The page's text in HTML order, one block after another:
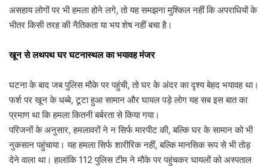
असहाय लोगों पर भी हमला होने लगे, तो यह समझना मुश्किल नहीं कि अपराधियों के
भीतर किसी तरह की नैतिकता या भय शेष नहीं बचा है।
खून से लथपथ घर घटनास्थल का भयावह मंजर
घटना के बाद जब पुलिस मौके पर पहुंची, तो घर के अंदर का दृश्य बेहद भयावह था।
फर्श पर खून के धब्बे, टूटा हुआ सामान और घायल पड़े लोग यह सब इस बात का
प्रमाण था कि हमला कितनी बर्बरता से किया गया।
परिजनों के अनुसार, हमलावरों ने न सिर्फ मारपीट की, बल्कि घर के सामान को भी
नुकसान पहुंचाया। यह हमला सिर्फ शारीरिक नहीं, बल्कि मानसिक रूप से भी तोड़
देने वाला था। हालांकि 112 पुलिस टीम ने मौके पर पहुंचकर घायलों को अस्पताल